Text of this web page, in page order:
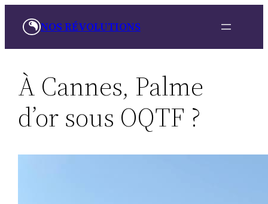
NOS RÉVOLUTIONS
À Cannes, Palme
d’or sous OQTF ?